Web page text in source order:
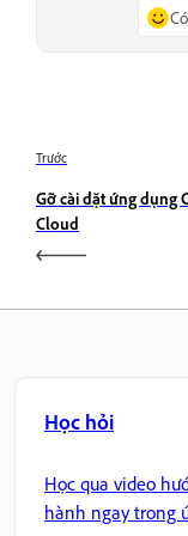
Trước
Gỡ cài đặt ứng dụng
Cloud
Học hỏi
Học qua video
hành ngay trong